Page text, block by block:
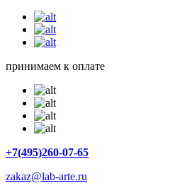
принимаем к оплате
+7(495)260-07-65
zakaz@lab-arte.ru